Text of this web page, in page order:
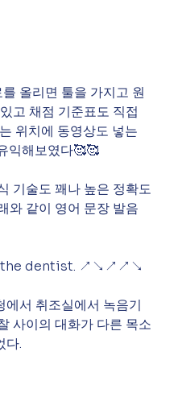
올리면 툴을 가지고 원
고 채점 기준표도 직접
위치에 동영상도 넣는
익해보였다🥰🥰
기술도 꽤나 높은 정확도
와 같이 영어 문장 발음
the dentist. ↗️↘️↗️↗️↘️
에서 취조실에서 녹음기
사이의 대화가 다른 목소
다.